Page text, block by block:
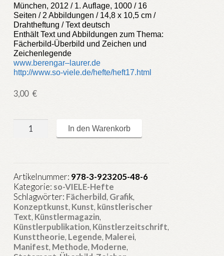
München, 2012 / 1. Auflage, 1000 / 16
Seiten / 2 Abbildungen / 14,8 x 10,5 cm /
Drahtheftung / Text deutsch
Enthält Text und Abbildungen zum Thema:
Fächerbild-Überbild und Zeichen und
Zeichenlegende
www.berengar–laurer.de
http://www.so-viele.de/hefte/heft17.html
3,00 €
Partial
unendlich
-
naja
Menge
In den Warenkorb
Artikelnummer: 978-3-923205-48-6
Kategorie: so-VIELE-Hefte
Schlagwörter: Fächerbild, Grafik,
Konzeptkunst, Kunst, künstlerischer
Text, Künstlermagazin,
Künstlerpublikation, Künstlerzeitschrift,
Kunsttheorie, Legende, Malerei,
Manifest, Methode, Moderne,